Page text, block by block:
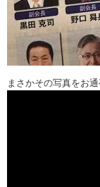
まさかその写真をお